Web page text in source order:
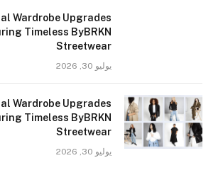
Wardrobe Upgrades
Timeless ByBRKN
Streetwear
يوليو 30, 2026
Wardrobe Upgrades
Timeless ByBRKN
Streetwear
يوليو 30, 2026